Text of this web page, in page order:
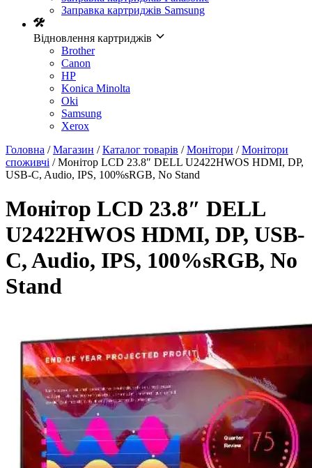
Заправка картриджів Samsung
Відновлення картриджів
Brother
Canon
HP
Konica Minolta
Oki
Samsung
Xerox
Головна /Магазин /Каталог товарів /Монітори /Монітори
споживчі / Монiтор LCD 23.8″ DELL U2422HWOS HDMI, DP,
USB-C, Audio, IPS, 100%sRGB, No Stand
Монiтор LCD 23.8″ DELL
U2422HWOS HDMI, DP, USB-
C, Audio, IPS, 100%sRGB, No
Stand